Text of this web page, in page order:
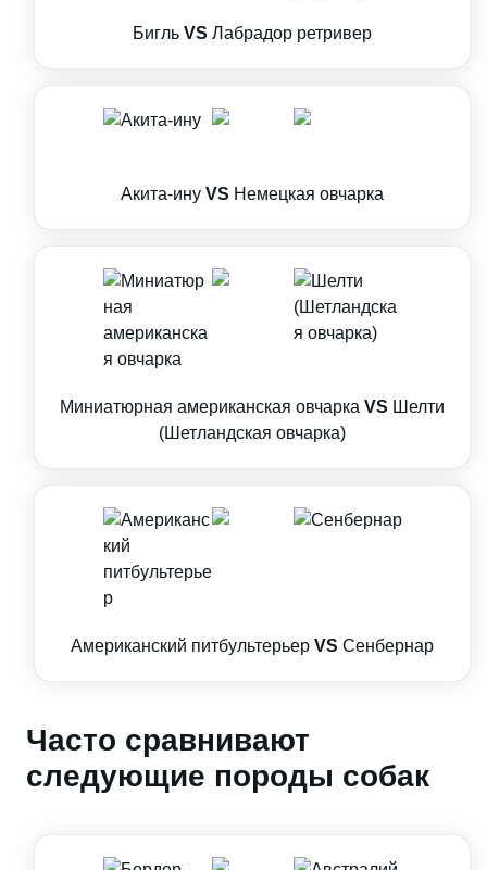
Бигль VS Лабрадор ретривер
Акита-ину VS Немецкая овчарка
Миниатюрная американская овчарка VS Шелти
(Шетландская овчарка)
Американский питбультерьер VS Сенбернар
Часто сравнивают
следующие породы собак